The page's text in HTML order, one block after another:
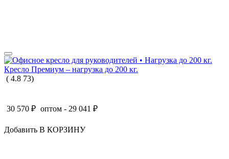
Кресло Премиум – нагрузка до 200 кг.
( 4.8 73)
30 570 ₽ оптом - 29 041 ₽
Добавить В КОРЗИНУ